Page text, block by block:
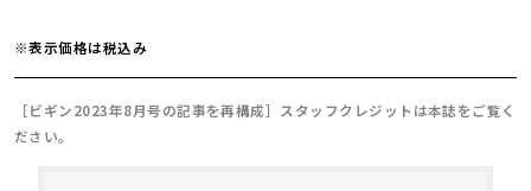
※表示価格は税込み
［ビギン2023年8月号の記事を再構成］スタッフクレジットは本誌をご覧く
ださい。